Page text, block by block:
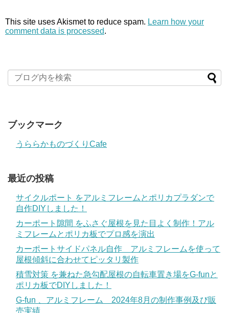
This site uses Akismet to reduce spam. Learn how your
comment data is processed.
ブックマーク
うららかものづくりCafe
最近の投稿
サイクルポート をアルミフレームとポリカプラダンで
自作DIYしました！
カーポート隙間 をふさぐ屋根を見た目よく制作！アル
ミフレームとポリカ板でプロ感を演出
カーポートサイドパネル自作 アルミフレームを使って
屋根傾斜に合わせてピッタリ製作
積雪対策 を兼ねた急勾配屋根の自転車置き場をG-funと
ポリカ板でDIYしました！
G-fun 、アルミフレーム 2024年8月の制作事例及び販
売実績